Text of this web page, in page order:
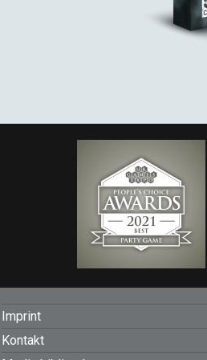
FOOTER
MENU
Imprint
Kontakt